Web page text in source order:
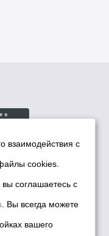
политики мэрии
взаимодействия с
cookies.
соглашаетесь с
. Вы всегда можете
вашего